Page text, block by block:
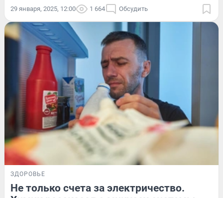
29 января, 2025, 12:00 1 664 Обсудить
ЗДОРОВЬЕ
Не только счета за электричество.